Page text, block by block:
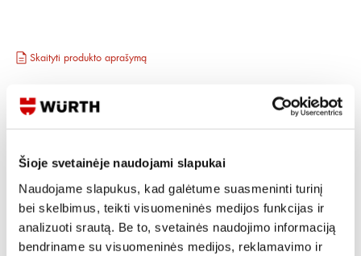
Šioje svetainėje naudojami slapukai
Naudojame slapukus, kad galėtume suasmeninti turinį
bei skelbimus, teikti visuomeninės medijos funkcijas ir
analizuoti srautą. Be to, svetainės naudojimo informaciją
bendriname su visuomeninės medijos, reklamavimo ir
Skaityti produkto aprašymą
Kainos matomos tik registruotiems vartotojams.
Rašyti užklausą
Reikia daugiau informacijos?